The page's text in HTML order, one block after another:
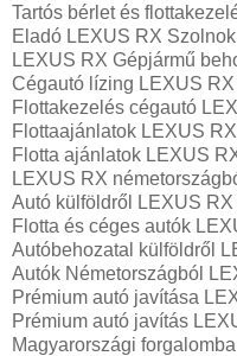
Tartós bérlet és
Eladó LEXUS RX Szolnok
LEXUS RX Gépjármű
Cégautó lízing LEXUS
Flottakezelés cégautó
Flottaajánlatok LEXUS
Flotta ajánlatok LEXUS
LEXUS RX
Autó külföldről LEXUS
Flotta és céges autók
Autóbehozatal külföldről
Autók Németországból‎
Prémium autó javítása
Prémium autó javítás
Magyarországi